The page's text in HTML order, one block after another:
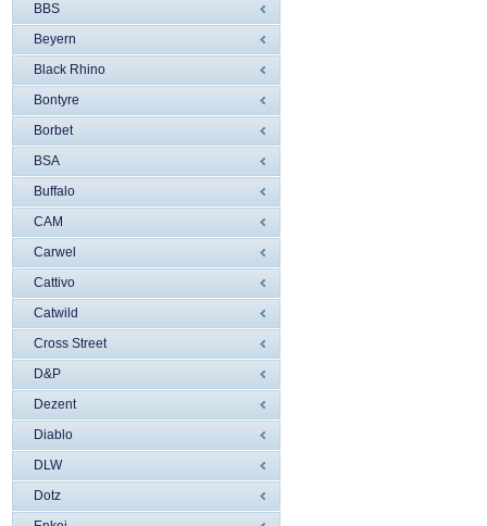
BBS
Beyern
Black Rhino
Bontyre
Borbet
BSA
Buffalo
CAM
Carwel
Cattivo
Catwild
Cross Street
D&P
Dezent
Diablo
DLW
Dotz